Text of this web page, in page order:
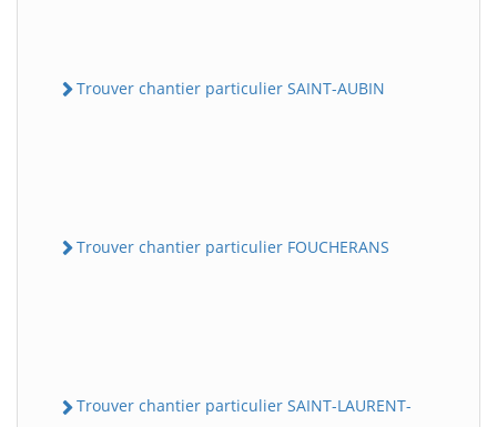
Trouver chantier particulier SAINT-AUBIN
Trouver chantier particulier FOUCHERANS
Trouver chantier particulier SAINT-LAURENT-